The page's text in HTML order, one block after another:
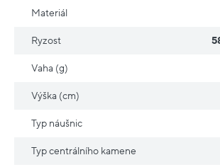
Materiál
Ryzost
Vaha (g)
Výška (cm)
Typ náušnic
Typ centrálního kamene